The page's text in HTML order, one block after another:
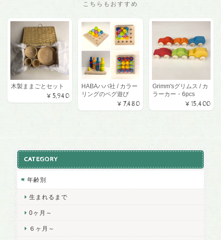
こちらもおすすめ
木製ままごとセット
¥5,940
HABAハバ社 / カラー
リングのペグ遊び
¥7,480
Grimm'sグリムス / カ
ラーカー・6pcs
¥15,400
CATEGORY
年齢別
生まれるまで
0ヶ月～
６ヶ月～